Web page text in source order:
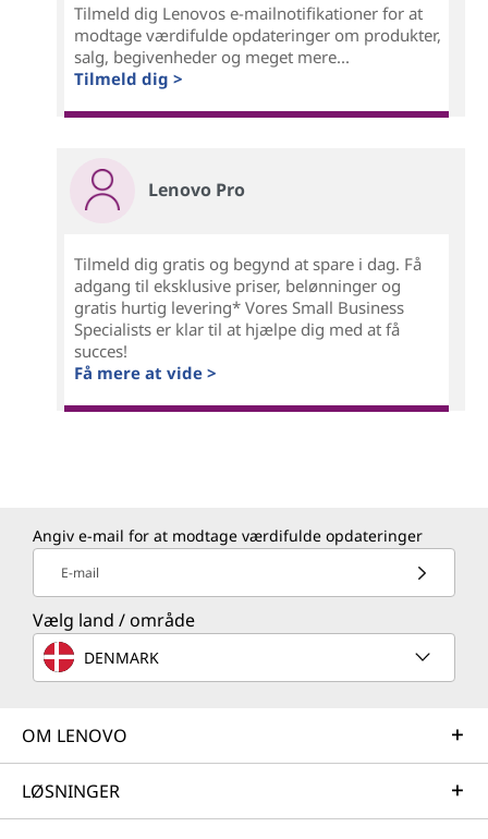
Tilmeld dig Lenovos e-mailnotifikationer for at
modtage værdifulde opdateringer om produkter,
salg, begivenheder og meget mere...
Tilmeld dig >
Lenovo Pro
Tilmeld dig gratis og begynd at spare i dag. Få
adgang til eksklusive priser, belønninger og
gratis hurtig levering* Vores Small Business
Specialists er klar til at hjælpe dig med at få
succes!
Få mere at vide >
Angiv e-mail for at modtage værdifulde opdateringer
E-mail
Vælg land / område
DENMARK
OM LENOVO
LØSNINGER